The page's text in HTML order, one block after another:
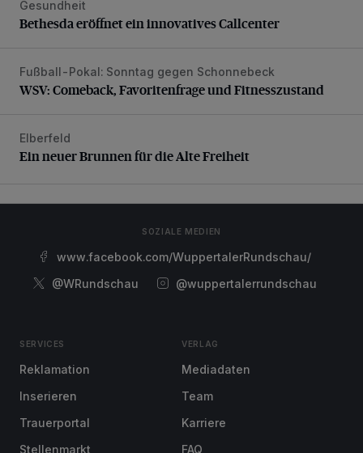
Bethesda eröffnet ein innovatives Callcenter
Gesundheit
Bethesda eröffnet ein innovatives Callcenter
WSV: Comeback, Favoritenfrage und Fitnesszustand
Fußball-Pokal: Sonntag gegen Schonnebeck
WSV: Comeback, Favoritenfrage und Fitnesszustand
Ein neuer Brunnen für die Alte Freiheit
Elberfeld
Ein neuer Brunnen für die Alte Freiheit
SOZIALE MEDIEN
www.facebook.com/WuppertalerRundschau/
@WRundschau
@wuppertalerrundschau
SERVICES
Reklamation
Inserieren
Trauerportal
Stellenmarkt
VERLAG
Mediadaten
Team
Karriere
FAQ